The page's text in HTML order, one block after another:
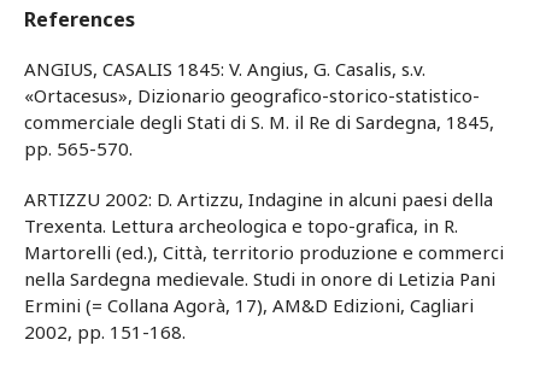
References
ANGIUS, CASALIS 1845: V. Angius, G. Casalis, s.v.
«Ortacesus», Dizionario geografico-storico-statistico-
commerciale degli Stati di S. M. il Re di Sardegna, 1845,
pp. 565-570.
ARTIZZU 2002: D. Artizzu, Indagine in alcuni paesi della
Trexenta. Lettura archeologica e topo-grafica, in R.
Martorelli (ed.), Città, territorio produzione e commerci
nella Sardegna medievale. Studi in onore di Letizia Pani
Ermini (= Collana Agorà, 17), AM&D Edizioni, Cagliari
2002, pp. 151-168.